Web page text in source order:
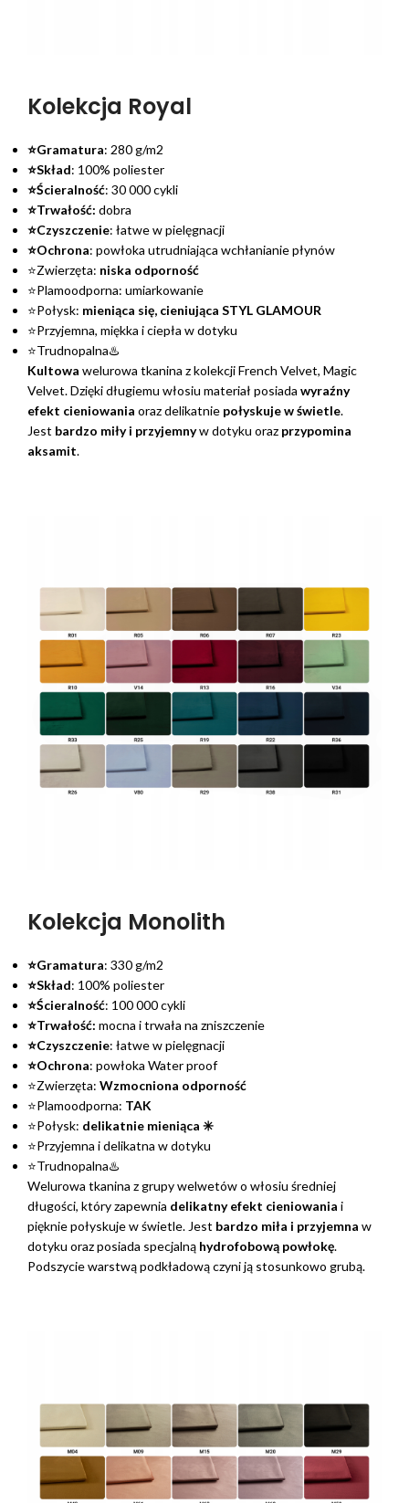
Kolekcja Royal
⭐Gramatura: 280 g/m2
⭐Skład: 100% poliester
⭐Ścieralność: 30 000 cykli
⭐Trwałość: dobra
⭐Czyszczenie: łatwe w pielęgnacji
⭐Ochrona: powłoka utrudniająca wchłanianie płynów
⭐Zwierzęta: niska odporność
⭐Plamoodporna: umiarkowanie
⭐Połysk: mieniąca się, cieniująca STYL GLAMOUR
⭐Przyjemna, miękka i ciepła w dotyku
⭐Trudnopalna♨️
Kultowa welurowa tkanina z kolekcji French Velvet, Magic
Velvet. Dzięki długiemu włosiu materiał posiada wyraźny
efekt cieniowania oraz delikatnie połyskuje w świetle.
Jest bardzo miły i przyjemnyw dotyku oraz przypomina
aksamit.
Kolekcja Monolith
⭐Gramatura: 330 g/m2
⭐Skład: 100% poliester
⭐Ścieralność: 100 000 cykli
⭐Trwałość: mocna i trwała na zniszczenie
⭐Czyszczenie: łatwe w pielęgnacji
⭐Ochrona: powłoka Water proof
⭐Zwierzęta: Wzmocniona odporność
⭐Plamoodporna: TAK
⭐Połysk: delikatnie mieniąca ✳️
⭐Przyjemna i delikatna w dotyku
⭐Trudnopalna♨️
Welurowa tkanina z grupy welwetów o włosiu średniej
długości, który zapewnia delikatny efekt cieniowania i
pięknie połyskuje w świetle. Jest bardzo miła i przyjemna w
dotyku oraz posiada specjalną hydrofobową powłokę.
Podszycie warstwą podkładową czyni ją stosunkowo grubą.